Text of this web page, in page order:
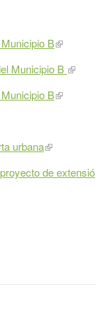
B
Municipio B
B
urbana
de extensió